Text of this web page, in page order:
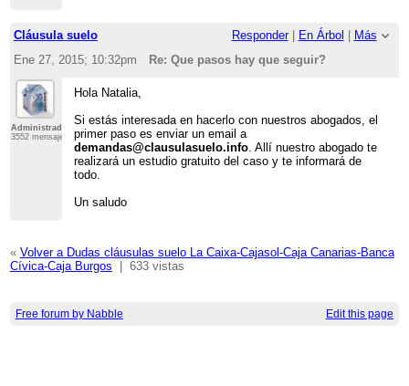
Cláusula suelo Responder| En Árbol
Más
Ene 27, 2015; 10:32pm
Re: Que pasos hay que seguir?
Administrador
3552 mensajes
Hola Natalia,
Si estás interesada en hacerlo con nuestros abogados, el
primer paso es enviar un email a
demandas@clausulasuelo.info . Allí nuestro abogado te
realizará un estudio gratuito del caso y te informará de
todo.
Un saludo
« Volver a Dudas cláusulas suelo La Caixa-Cajasol-Caja Canarias-Banca
Cívica-Caja Burgos
633 vistas
Free forum by Nabble Edit this page